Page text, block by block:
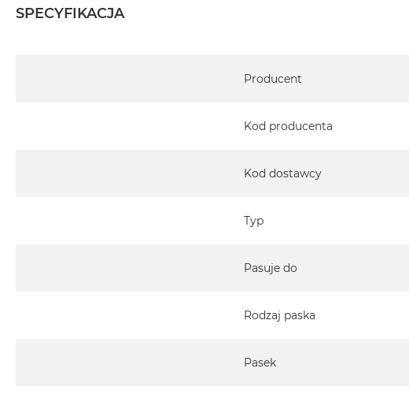
SPECYFIKACJA
Producent
Kod producenta
Kod dostawcy
Typ
Pasuje do
Rodzaj paska
Pasek